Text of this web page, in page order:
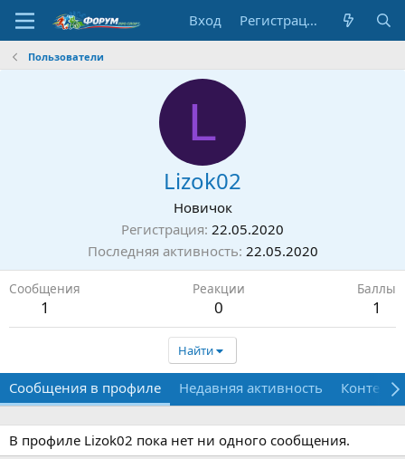
Вход Регистрация
Пользователи
L
Lizok02
Новичок
Регистрация 22.05.2020
Последняя активность 22.05.2020
Сообщения
1
Реакции
0
Баллы
1
Найти
Сообщения в профиле Недавняя активность Контент
В профиле Lizok02 пока нет ни одного сообщения.